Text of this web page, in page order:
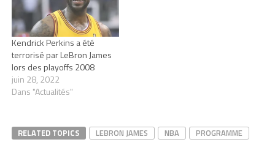
Kendrick Perkins a été
terrorisé par LeBron James
lors des playoffs 2008
juin 28, 2022
Dans "Actualités"
RELATED TOPICS LEBRON JAMES NBA PROGRAMME